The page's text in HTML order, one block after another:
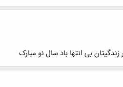
زندگیتان بی انتها باد سال نو مبارک